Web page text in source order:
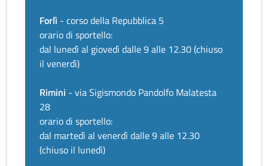
Forlì - corso della Repubblica 5
orario di sportello:
dal lunedì al giovedì dalle 9 alle 12.30 (chiuso
il venerdì)
Rimini - via Sigismondo Pandolfo Malatesta
28
orario di sportello:
dal martedì al venerdì dalle 9 alle 12.30
(chiuso il lunedì)